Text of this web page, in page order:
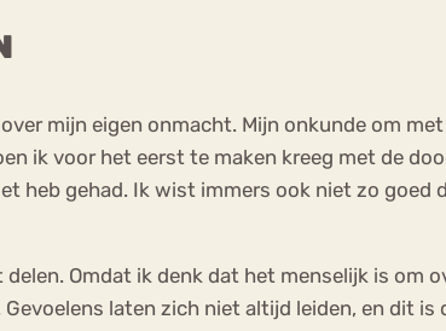
mijn eigen onmacht. Mijn onkunde om
ik voor het eerst te maken kreeg met de
heb gehad. Ik wist immers ook niet zo
Omdat ik denk dat het menselijk is om
laten zich niet altijd leiden, en dit is